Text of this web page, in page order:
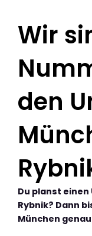
Wir
den
Du planst einen
Rybnik? Dann
München